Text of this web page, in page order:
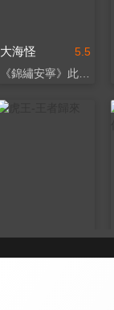
5.5
大海怪
《錦繡安寧》此沙主演